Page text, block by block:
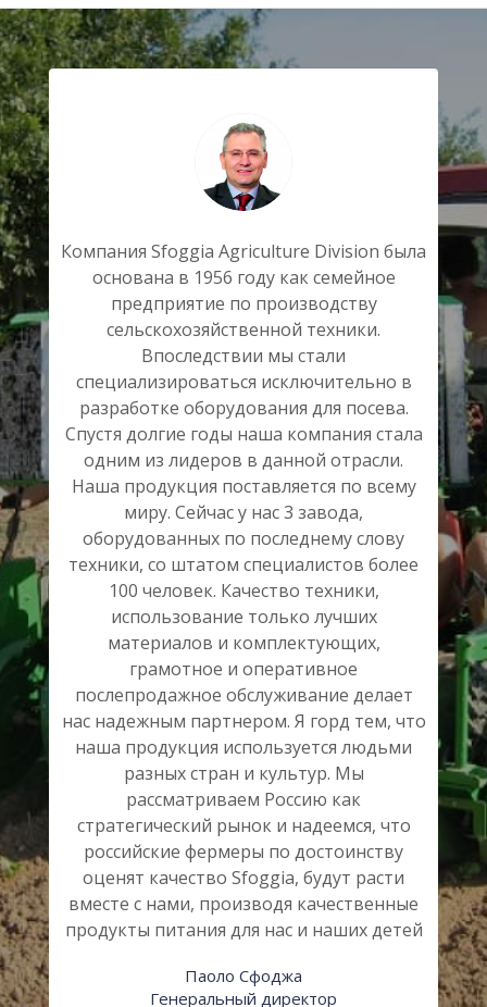
О
Д
Е
Компания Sfoggia Agriculture Division была
основана в 1956 году как семейное
предприятие по производству
сельскохозяйственной техники.
Впоследствии мы стали
специализироваться исключительно в
разработке оборудования для посева.
Спустя долгие годы наша компания стала
одним из лидеров в данной отрасли.
Наша продукция поставляется по всему
миру. Сейчас у нас 3 завода,
оборудованных по последнему слову
техники, со штатом специалистов более
100 человек. Качество техники,
использование только лучших
материалов и комплектующих,
грамотное и оперативное
послепродажное обслуживание делает
нас надежным партнером. Я горд тем, что
наша продукция используется людьми
разных стран и культур. Мы
рассматриваем Россию как
стратегический рынок и надеемся, что
российские фермеры по достоинству
оценят качество Sfoggia, будут расти
вместе с нами, производя качественные
продукты питания для нас и наших детей
Паоло Сфоджа
Генеральный директор